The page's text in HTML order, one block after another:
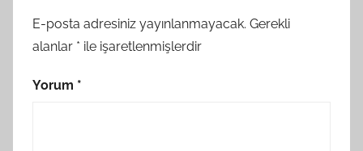
E-posta adresiniz yayınlanmayacak. Gerekli
alanlar * ile işaretlenmişlerdir
Yorum *